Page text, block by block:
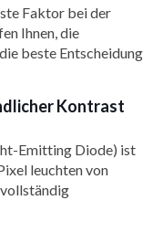
Faktor bei der
Ihnen, die
beste Entscheidung
Kontrast
Emitting Diode) ist
leuchten von